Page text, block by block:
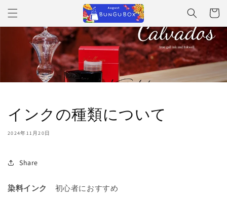
ンツに
進む
ー
ト
インクの種類について
2024年11月20日
Share
染料インク 初心者におすすめ